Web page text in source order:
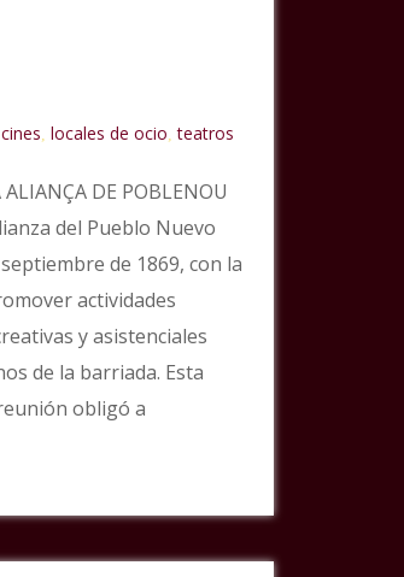
cines, locales de ocio,teatros
ALIANÇA DE POBLENOU
del Pueblo Nuevo
de 1869, con la
actividades
y asistenciales
de la barriada. Esta
obligó a